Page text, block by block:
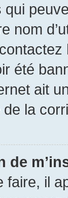
nom
été
ait
de la
de
il